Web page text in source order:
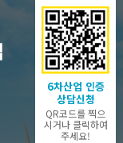
6차산업 인증
상담신청
QR코드를 찍으
시거나 클릭하여
주세요!